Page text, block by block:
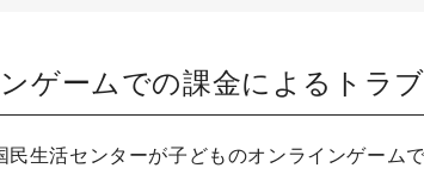
ゲームでの課金によるトラ
生活センターが子どものオンラインゲーム